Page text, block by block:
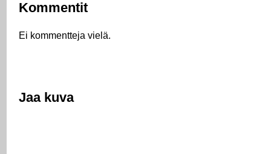
Kommentit
Ei kommentteja vielä.
Jaa kuva